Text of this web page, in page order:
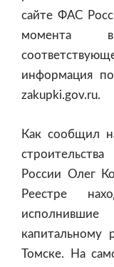
сайте ФАС
момента
информация
zakupki.gov.ru.
Как сообщил
России Олег
Реестре
капитальному
Томске. На